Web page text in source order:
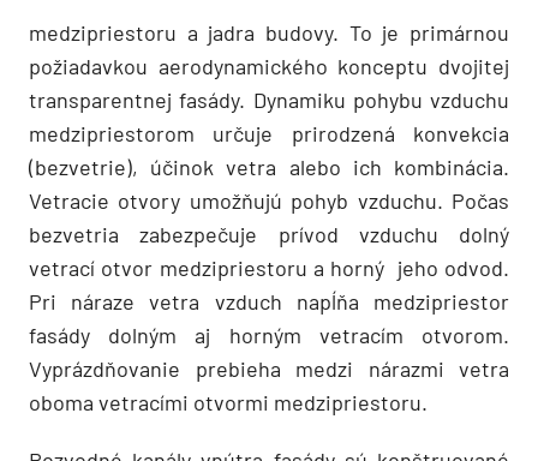
medzipriestoru a jadra budovy. To je primárnou
požiadavkou aerodynamického konceptu dvojitej
transparentnej fasády. Dynamiku pohybu vzduchu
medzipriestorom určuje prirodzená konvekcia
(bezvetrie), účinok vetra alebo ich kombinácia.
Vetracie otvory umožňujú pohyb vzduchu. Počas
bezvetria zabezpečuje prívod vzduchu dolný
vetrací otvor medzipriestoru a horný jeho odvod.
Pri náraze vetra vzduch napĺňa medzipriestor
fasády dolným aj horným vetracím otvorom.
Vyprázdňovanie prebieha medzi nárazmi vetra
oboma vetracími otvormi medzipriestoru.